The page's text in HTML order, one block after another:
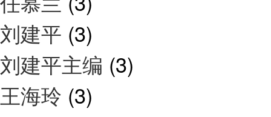
刘建平 (3)
刘建平主编 (3)
王海玲 (3)